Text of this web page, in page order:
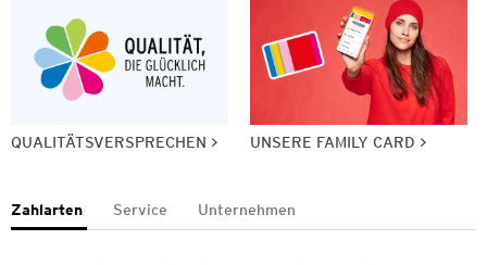
QUALITÄTSVERSPRECHEN UNSERE FAMILY CARD
Zahlarten Service Unternehmen